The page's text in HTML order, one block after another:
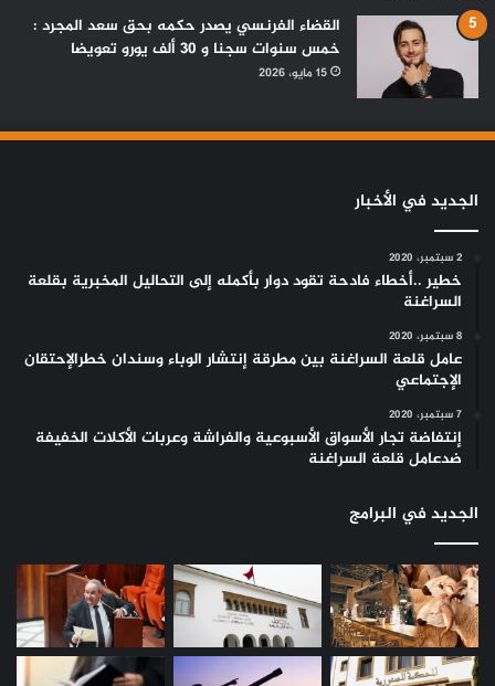
القضاء الفرنسي يصدر حكمه بحق سعد المجرد :
خمس سنوات سجنا و 30 ألف يورو تعويضا
15 مايو، 2026
الجديد في الأخبار
2 سبتمبر، 2020
خطير ..أخطاء فادحة تقود دوار بأكمله إلى التحاليل المخبرية بقلعة
السراغنة
8 سبتمبر، 2020
عامل قلعة السراغنة بين مطرقة إنتشار الوباء وسندان خطرالإحتقان
الإجتماعي
7 سبتمبر، 2020
إنتفاضة تجار الأسواق الأسبوعية والفراشة وعربات الأكلات الخفيفة
ضدعامل قلعة السراغنة
الجديد في البرامج